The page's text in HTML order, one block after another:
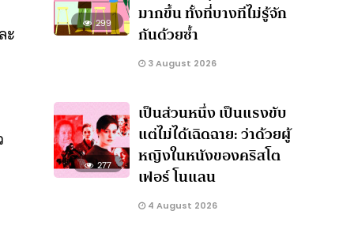
ะ
299
มากขึ้น ทั้งที่บางทีไม่รู้จัก
กันด้วยซ้ำ
3 August 2026
277
เป็นส่วนหนึ่ง เป็นแรงขับ
แต่ไม่ได้เฉิดฉาย: ว่าด้วยผู้
หญิงในหนังของคริสโต
เฟอร์ โนแลน
4 August 2026